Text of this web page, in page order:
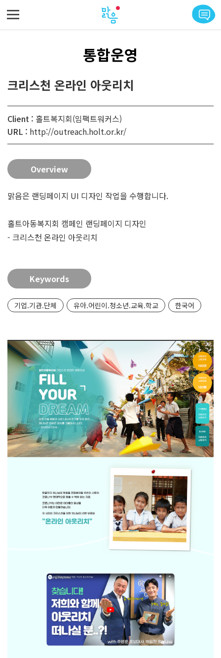
통합운영
크리스천 온라인 아웃리치
Client : 홀트복지회(임팩트워커스)
URL : http://outreach.holt.or.kr/
Overview
맑음은 랜딩페이지 UI 디자인 작업을 수행합니다.
홀트아동복지회 캠페인 랜딩페이지 디자인
- 크리스천 온라인 아웃리치
Keywords
기업.기관.단체 유아.어린이.청소년.교육.학교 한국어